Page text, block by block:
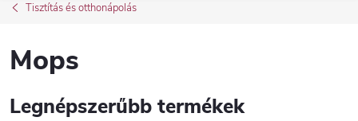
Tisztítás és otthonápolás
Mops
Legnépszerűbb termékek